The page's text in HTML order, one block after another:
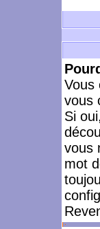
Vous
vous
Si
vous
mot